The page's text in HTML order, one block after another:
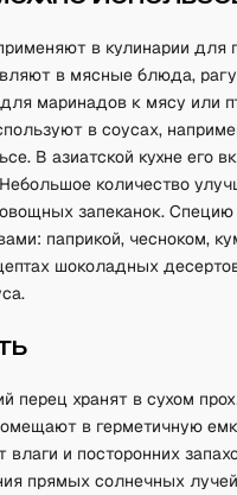
в кулинарии для
в мясные блюда,
маринадов к мясу или
в соусах,
В азиатской кухне его
количество
запеканок.
паприкой, чесноком,
шоколадных
перец хранят в сухом
в герметичную
влаги и посторонних
прямых солнечных